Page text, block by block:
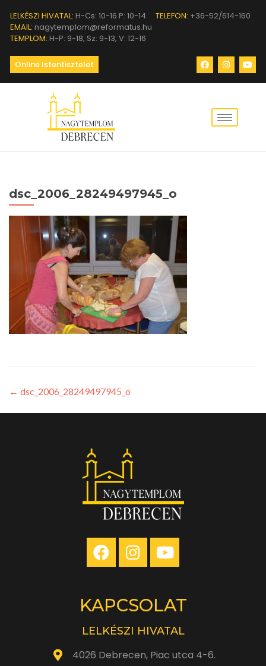
LELKÉSZI HIVATAL: H-Cs: 10-16 P: 10-14 TELEFON: +36-52/614-160
EMAIL: nagytemplom@reformatus.hu
TEMPLOM: H-P: 9-18, Sz: 9-13, V: 12-16
Online Istentisztelet
dsc_2006_28249497945_o
← dsc_2006_28249497945_o
KAPCSOLAT
LELKÉSZI HIVATAL
4026 Debrecen, Piac utca 4-6.